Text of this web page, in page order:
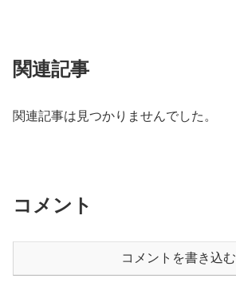
関連記事
関連記事は見つかりませんでした。
コメント
コメントを書き込む